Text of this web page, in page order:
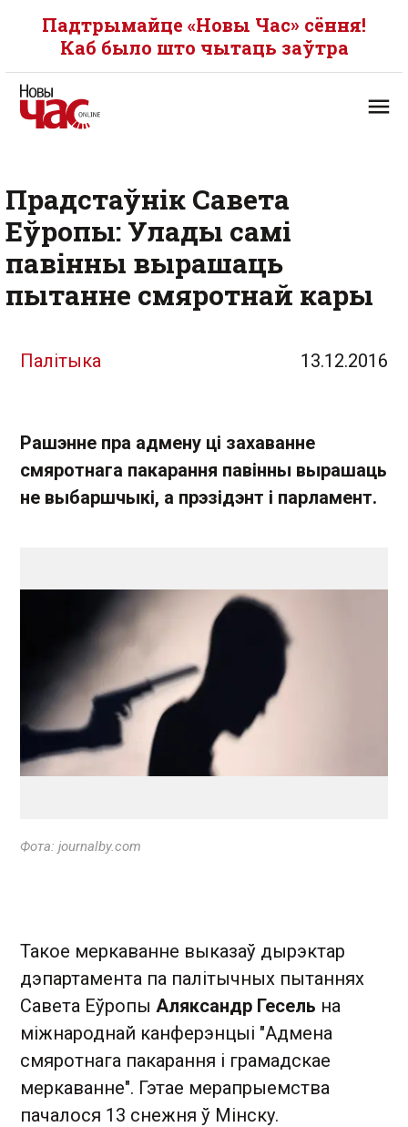
Падтрымайце «Новы Час» сёння!
Каб было што чытаць заўтра
Прадстаўнік Савета
Еўропы: Улады самі
павінны вырашаць
пытанне смяротнай кары
Палітыка 13.12.2016
Рашэнне пра адмену ці захаванне
смяротнага пакарання павінны вырашаць
не выбаршчыкі, а прэзідэнт і парламент.
Фота: journalby.com
Такое меркаванне выказаў дырэктар
дэпартамента па палітычных пытаннях
Савета Еўропы Аляксандр Гесель на
міжнароднай канферэнцыі "Адмена
смяротнага пакарання і грамадскае
меркаванне". Гэтае мерапрыемства
пачалося 13 снежня ў Мінску.